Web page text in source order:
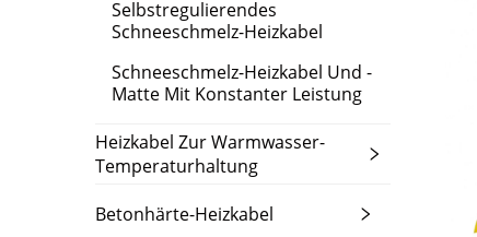
Selbstregulierendes
Schneeschmelz-Heizkabel
Schneeschmelz-Heizkabel Und -
Matte Mit Konstanter Leistung
Heizkabel Zur Warmwasser-
Temperaturhaltung
Betonhärte-Heizkabel